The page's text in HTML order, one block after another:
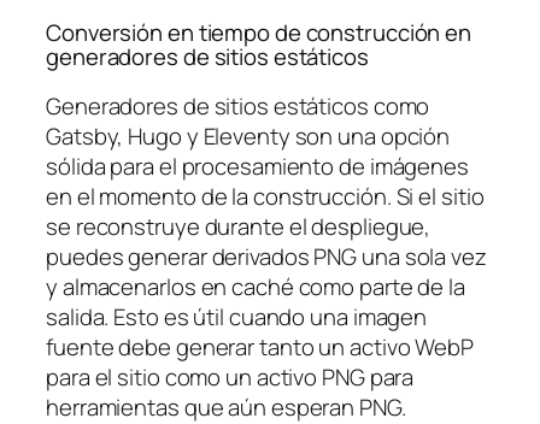
Conversión en tiempo de construcción en
generadores de sitios estáticos
Generadores de sitios estáticos como
Gatsby, Hugo y Eleventy son una opción
sólida para el procesamiento de imágenes
en el momento de la construcción. Si el sitio
se reconstruye durante el despliegue,
puedes generar derivados PNG una sola vez
y almacenarlos en caché como parte de la
salida. Esto es útil cuando una imagen
fuente debe generar tanto un activo WebP
para el sitio como un activo PNG para
herramientas que aún esperan PNG.